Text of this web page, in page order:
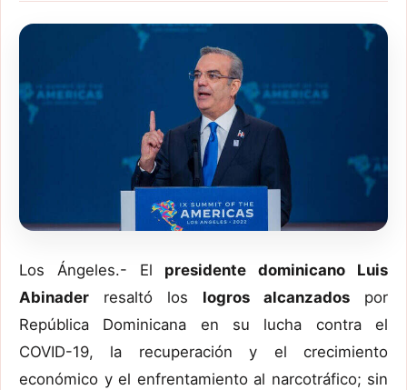
Los Ángeles.- El presidente dominicano Luis
Abinader resaltó los logros alcanzados por
República Dominicana en su lucha contra el
COVID-19, la recuperación y el crecimiento
económico y el enfrentamiento al narcotráfico; sin